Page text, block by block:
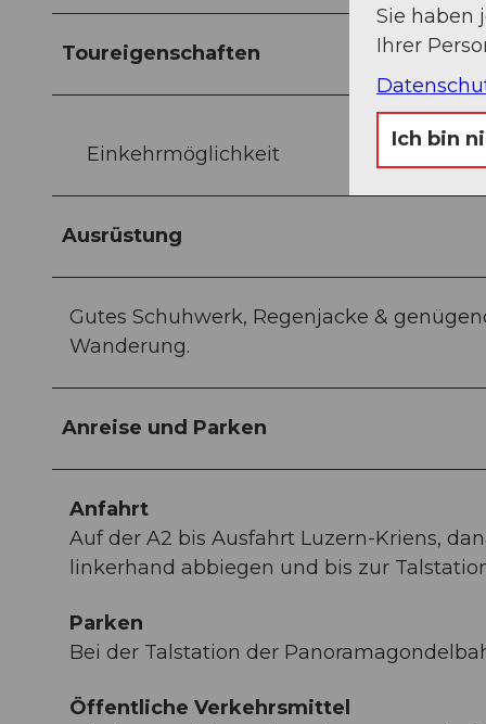
Toureigenschaften
Einkehrmöglichkeit
Ausrüstung
Gutes Schuhwerk, Regenjacke &
Wanderung.
Anreise und Parken
Anfahrt
Auf der A2 bis Ausfahrt Luzern-Kriens,
linkerhand abbiegen und bis zur
Parken
Bei der Talstation der
Öffentliche Verkehrsmittel
Sie haben
Ihrer
Ich bin